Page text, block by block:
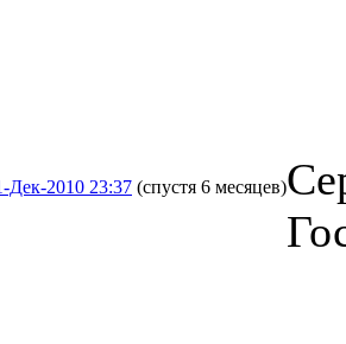
Дек-2010 23:37 (спустя 6 месяцев)